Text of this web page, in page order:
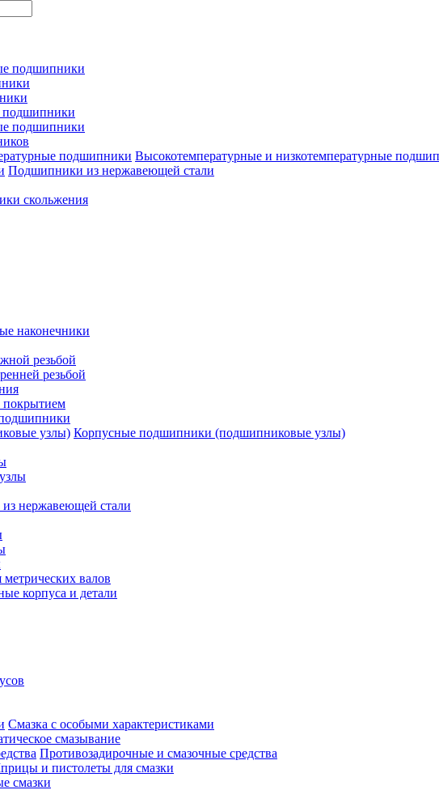
подшипники
подшипники
подшипники
Высокотемпературные и низкотемпературные
Подшипники из нержавеющей стали
скольжения
наконечники
резьбой
резьбой
покрытием
Корпусные подшипники (подшипниковые узлы)
нержавеющей стали
валов
корпуса и детали
Смазка с особыми характеристиками
смазывание
Противозадирочные и смазочные средства
и пистолеты для смазки
смазки